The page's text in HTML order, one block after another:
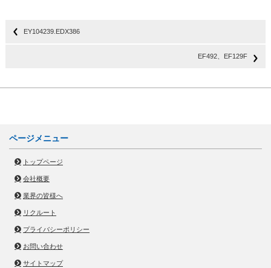
EY104239.EDX386
EF492、EF129F
ページメニュー
トップページ
会社概要
業界の皆様へ
リクルート
プライバシーポリシー
お問い合わせ
サイトマップ